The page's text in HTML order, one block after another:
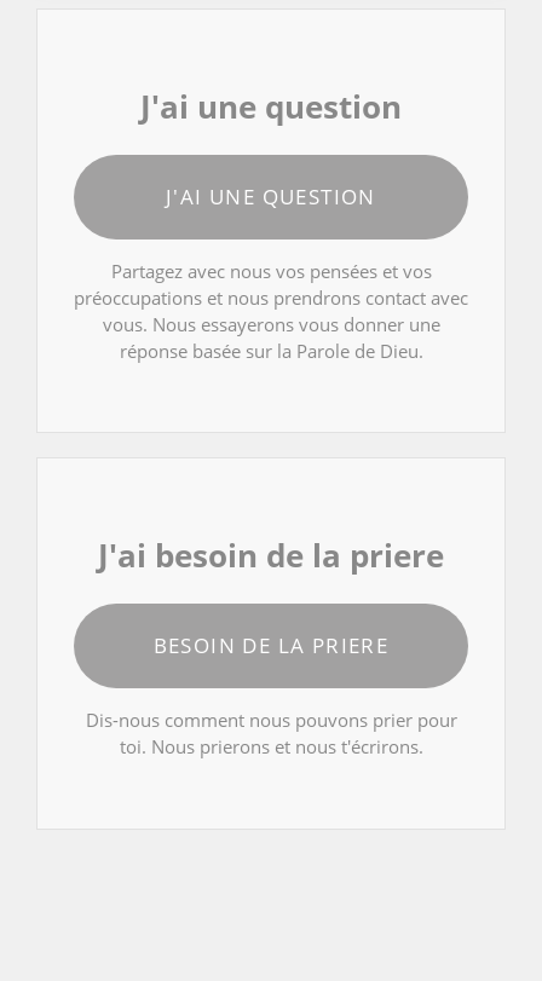
J'ai une question
J'AI UNE QUESTION
Partagez avec nous vos pensées et vos
préoccupations et nous prendrons contact avec
vous. Nous essayerons vous donner une
réponse basée sur la Parole de Dieu.
J'ai besoin de la priere
BESOIN DE LA PRIERE
Dis-nous comment nous pouvons prier pour
toi. Nous prierons et nous t'écrirons.